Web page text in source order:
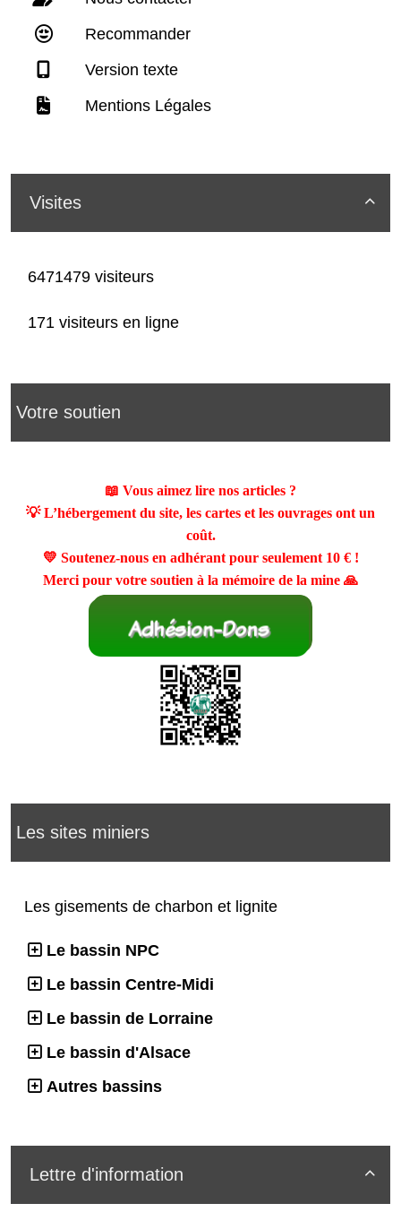
Recommander
Version texte
Mentions Légales

Visites
6471479 visiteurs
171 visiteurs en ligne
Votre soutien
📖 Vous aimez lire nos articles ?
💡 L’hébergement du site, les cartes et les ouvrages ont un
coût.
💛 Soutenez-nous en adhérant pour seulement 10 €!
Merci pour votre soutien à la mémoire de la mine 🙏
Les sites miniers
Les gisements de charbon et lignite
Le bassin NPC
Le bassin Centre-Midi
Le bassin de Lorraine
Le bassin d'Alsace
Autres bassins

Lettre d'information